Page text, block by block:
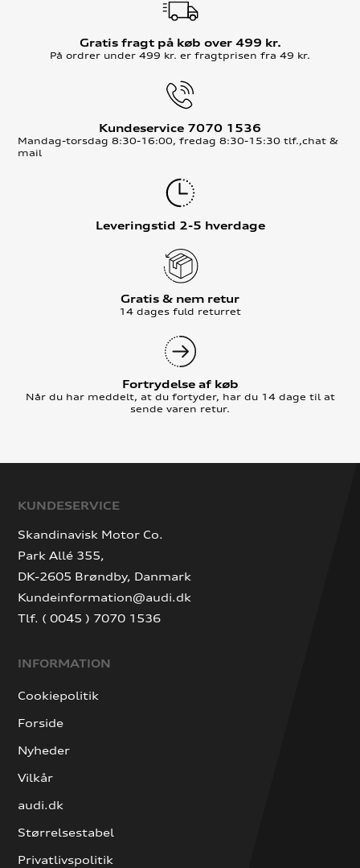
Gratis fragt på køb over 499 kr.
På ordrer under 499 kr. er fragtprisen fra 49 kr.
Kundeservice 7070 1536
Mandag-torsdag 8:30-16:00, fredag 8:30-15:30 tlf.,chat &
mail
Leveringstid 2-5 hverdage
Gratis & nem retur
14 dages fuld returret
Fortrydelse af køb
Når du har meddelt, at du fortyder, har du 14 dage til at
sende varen retur.
KUNDESERVICE
Skandinavisk Motor Co.
Park Allé 355,
DK-2605 Brøndby, Danmark
Kundeinformation@audi.dk
Tlf. ( 0045 ) 7070 1536
INFORMATION
Cookiepolitik
Forside
Nyheder
Vilkår
audi.dk
Størrelsestabel
Privatlivspolitik